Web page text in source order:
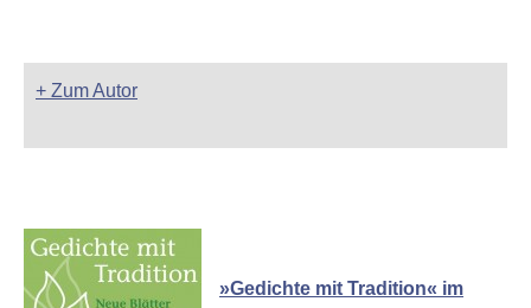
+ Zum Autor
»Gedichte mit Tradition« im